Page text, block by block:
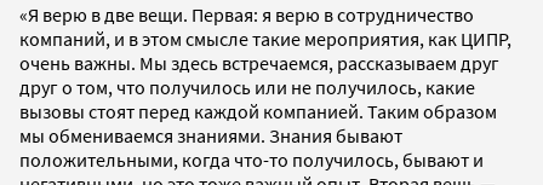
«Я верю в две вещи. Первая: я верю в сотрудничество
компаний, и в этом смысле такие мероприятия, как ЦИПР,
очень важны. Мы здесь встречаемся, рассказываем друг
друг о том, что получилось или не получилось, какие
вызовы стоят перед каждой компанией. Таким образом
мы обмениваемся знаниями. Знания бывают
положительными, когда что-то получилось, бывают и